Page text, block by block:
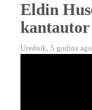
Eldin
kantautor
Urednik 5 godina ago